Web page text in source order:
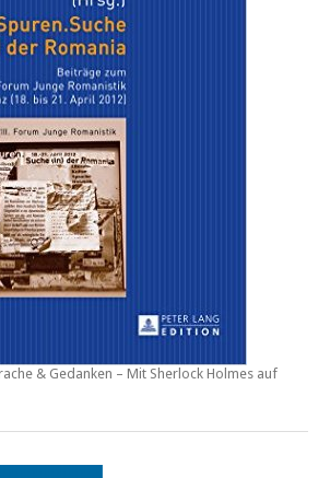
& Gedanken – Mit Sherlock Holmes auf